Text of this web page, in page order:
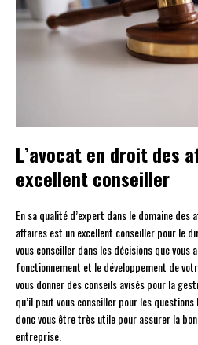
L’avocat en droit des
excellent conseiller
En sa qualité d’expert dans le domaine des
affaires est un excellent conseiller pour le
vous conseiller dans les décisions que vous
fonctionnement et le développement de
vous donner des conseils avisés pour la
qu’il peut vous conseiller pour les
donc vous être très utile pour assurer la
entreprise.